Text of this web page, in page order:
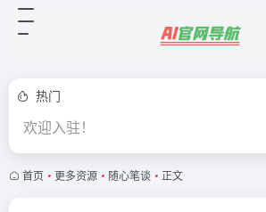
热门
欢迎入驻！
首页 • 更多资源 • 随心笔谈 • 正文